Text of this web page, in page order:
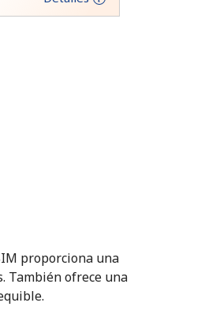
proporciona una
También ofrece una